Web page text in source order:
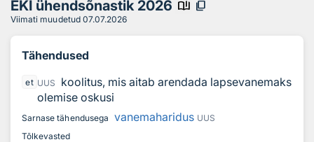
EKI ühendsõnastik 2026 book_ribbon content_copy
Viimati muudetud 07.07.2026
Tähendused
et UUS
koolitus, mis aitab arendada lapsevanemaks
olemise oskusi
Sarnase tähendusega vanemaharidus UUS
Tõlkevasted